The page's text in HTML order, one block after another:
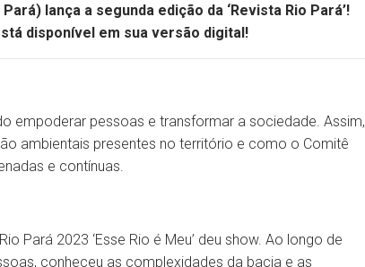
lança a segunda edição da ‘Revista Rio Pará’!
disponível em sua versão digital!
empoderar pessoas e transformar a sociedade. Assim,
ambientais presentes no território e como o Comitê
e contínuas.
Pará 2023 ‘Esse Rio é Meu’ deu show. Ao longo de
conheceu as complexidades da bacia e as